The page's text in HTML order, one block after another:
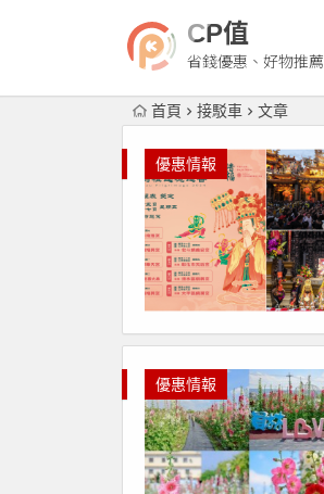
CP值
省錢優惠、好物推薦
首頁 接駁車 文章
優惠情報
優惠情報